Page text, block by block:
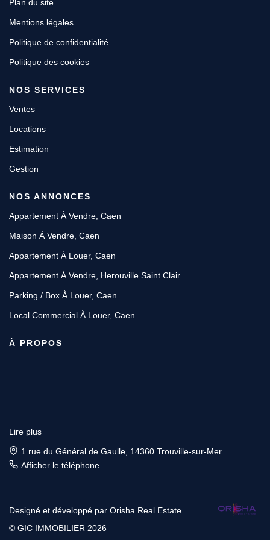
Plan du site
Mentions légales
Politique de confidentialité
Politique des cookies
NOS SERVICES
Ventes
Locations
Estimation
Gestion
NOS ANNONCES
Appartement À Vendre, Caen
Maison À Vendre, Caen
Appartement À Louer, Caen
Appartement À Vendre, Herouville Saint Clair
Parking / Box À Louer, Caen
Local Commercial À Louer, Caen
À PROPOS
Lire plus
1 rue du Général de Gaulle, 14360 Trouville-sur-Mer
Afficher le téléphone
Designé et développé par Orisha Real Estate
© GIC IMMOBILIER 2026